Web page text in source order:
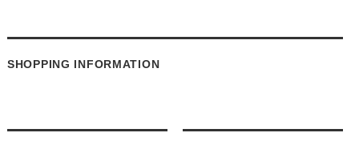
SHOPPING INFORMATION